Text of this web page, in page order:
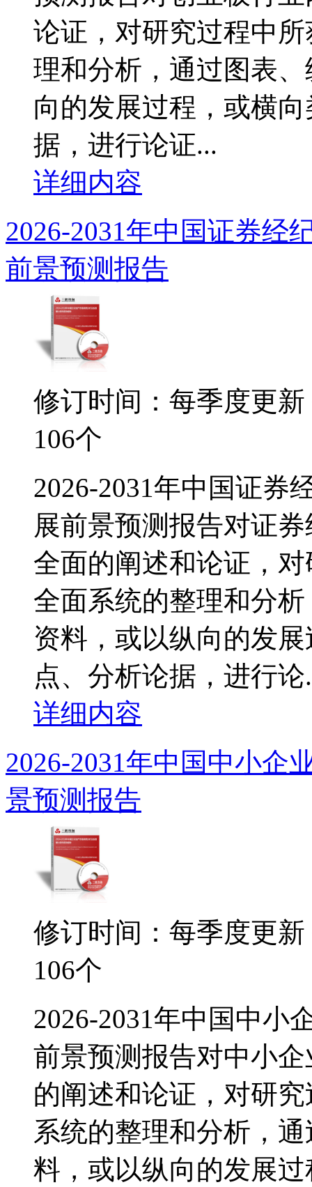
论证，对研究过程中
理和分析，通过图表
向的发展过程，或横
据，进行论证...
详细内容
2026-2031年中国证券经
前景预测报告
修订时间：每季度更新
106个
2026-2031年中国证券
展前景预测报告对证
全面的阐述和论证，
全面系统的整理和分
资料，或以纵向的发
点、分析论据，进行论
详细内容
2026-2031年中国中小企
景预测报告
修订时间：每季度更新
106个
2026-2031年中国中小
前景预测报告对中小
的阐述和论证，对研
系统的整理和分析，
料，或以纵向的发展